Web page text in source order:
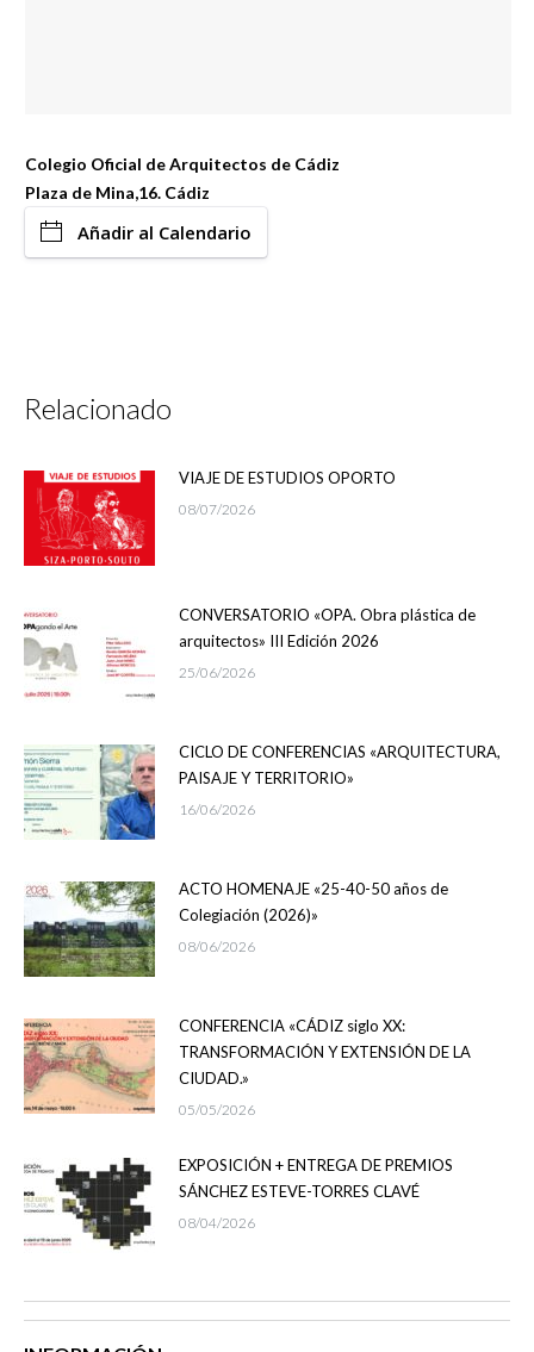
Colegio Oficial de Arquitectos de Cádiz
Plaza de Mina,16. Cádiz
Añadir al Calendario
Relacionado
VIAJE DE ESTUDIOS OPORTO
08/07/2026
CONVERSATORIO «OPA. Obra plástica de
arquitectos» III Edición 2026
25/06/2026
CICLO DE CONFERENCIAS «ARQUITECTURA,
PAISAJE Y TERRITORIO»
16/06/2026
ACTO HOMENAJE «25-40-50 años de
Colegiación (2026)»
08/06/2026
CONFERENCIA «CÁDIZ siglo XX:
TRANSFORMACIÓN Y EXTENSIÓN DE LA
CIUDAD.»
05/05/2026
EXPOSICIÓN + ENTREGA DE PREMIOS
SÁNCHEZ ESTEVE-TORRES CLAVÉ
08/04/2026